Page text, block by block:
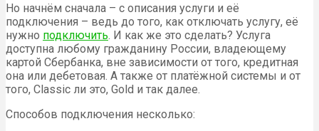
Но начнём сначала – с описания услуги и её
подключения – ведь до того, как отключать услугу, её
нужно подключить . И как же это сделать? Услуга
доступна любому гражданину России, владеющему
картой Сбербанка, вне зависимости от того, кредитная
она или дебетовая. А также от платёжной системы и от
того, Classic ли это, Gold и так далее.
Способов подключения несколько: